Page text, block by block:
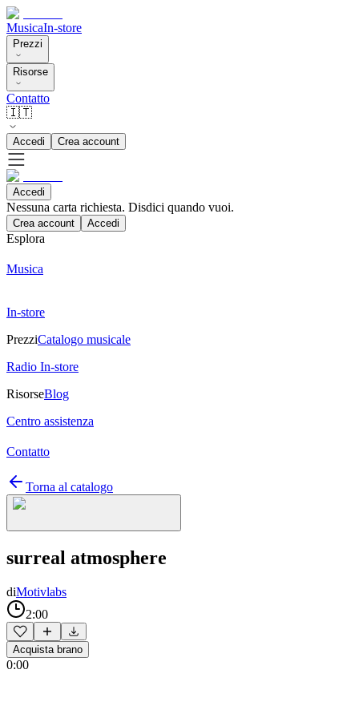
MusicaIn-store
Prezzi
Risorse
Contatto
🇮🇹
Accedi Crea account
Accedi
Nessuna carta richiesta. Disdici quando vuoi.
Crea account Accedi
Esplora
Musica
In-store
PrezziCatalogo musicale
Radio In-store
RisorseBlog
Centro assistenza
Contatto
Torna al catalogo
surreal atmosphere
diMotivlabs
2:00
Acquista brano
0:00